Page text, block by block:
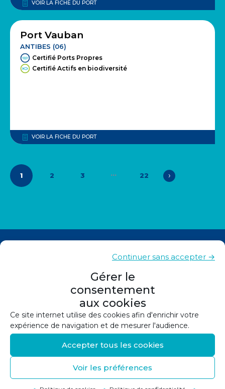
Gérer le
consentement
aux cookies
Ce site internet utilise des cookies afin d'enrichir votre
expérience de navigation et de mesurer l'audience.
Accepter tous les cookies
Continuer sans accepter →
Voir les préférences
VOIR LA FICHE DU PORT
Port Vauban
ANTIBES (06)
Certifié Ports Propres
Certifié Actifs en biodiversité
VOIR LA FICHE DU PORT
1 2 3 … 22 ›
Mentions légales
Politique de confidentialité
Politique de cookies (UE)
Conception et réalisation :Canopée